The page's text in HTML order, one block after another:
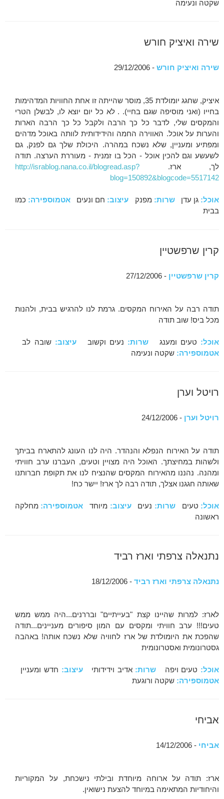
שקטה ונעימה
שירה ואיציק חורש
שירה ואיציק חורש - 29/12/2006
איציק, שחגג יומולדת 35, מוסר שהייתה זו אחת החוויות המדהימות
בחייו (ואני מוסיפה שגם בחיי). . לא כל יום יוצא לו, לבשלן הטרי
והמקסים שלי, לדבר כל כך הרבה ולקבל כל כך הרבה הארות
והערות על אוכל. האווירה החמה והידידותית לוותה באוכל מדהים
ומפתיע ומעניין, שלא נשכח במהרה. היכולת שלך גם לפנק, גם
לשעשע וגם להכין אוכל - הכל בו זמנית - מעוררת הערצה. תודה
לך, ארז. http://israblog.nana.co.il/blogread.asp?
blog=150892&blogcode=5517142
אוכל: גן עדןשרות: מפנק עיצוב: חם ונעים אטמוספירה: כמו
בבית
קרין שרפשטיין
קרין שרפשטיין - 27/12/2006
תודה רבה על האירוח המקסים. גרמת לנו להרגיש בבית, ולהנות
מכל ביס! שוב תודה
אוכל: טעים ומענגשרות: נעים וקשובעיצוב: שובה לב
אטמוספירה: שקטה ונעימה
רויטל וערן
רויטל וערן - 24/12/2006
תודה על האירוח הנפלא והנהדר. היה לנו העונג להתארח בביתך
ולשהות במחיצתך. האוכל היה מצויין וטעים, העברנו ערב חוויתי
ומהנה. נהננו מהאירוח המקסים שהנציח לנו את תקופת חברותנו
שאותה חגגנו אצלך, תודה רבה לך ארז! יישר כח!
אוכל: טעיםשרות: נעיםעיצוב: מיוחד אטמוספירה: מחלקה
ראשונה
נתנאלה צרפתי וארז רביד
נתנאלה צרפתי וארז רביד - 18/12/2006
לארז: למרות שהיינו קצת "בעייתיים" ובררנים...היה ממש ממש
טעים!!! ערב חוויתי ומקסים עם המון סיפורים מעניינים...תודה
שהפכת את היומולדת של ארז לחוויה שלא נשכח אותה! באהבה
גסטרונומית ואסטרונומית
אוכל: טעים ויפה שרות: אדיב וידידותיעיצוב: חדש ומעניין
אטמוספירה: שקטה ורוגעת
אביחי
אביחי - 14/12/2006
ארז: תודה על ארוחה מיוחדת ובילתי נישכחת, על המקוריות
והיחודיות המתאימה במיוחד להצעת נישואין.